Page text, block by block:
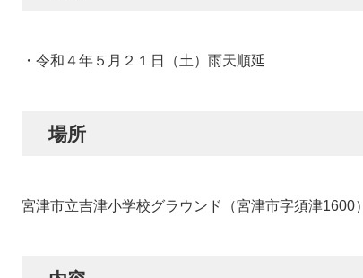
・令和４年５月２１日（土）雨天順延
場所
宮津市立吉津小学校グラウンド（宮津市字須津1600）